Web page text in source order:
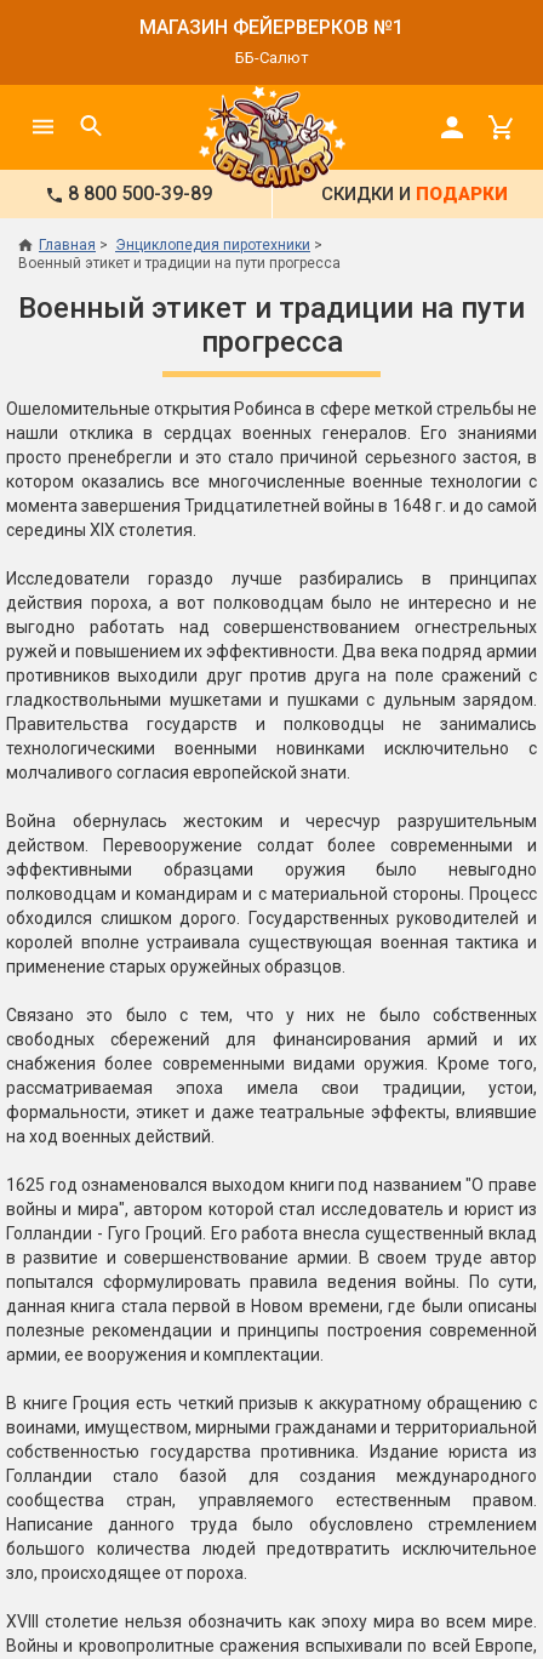
МАГАЗИН ФЕЙЕРВЕРКОВ №1
ББ-Салют
8 800 500-39-89 СКИДКИ И ПОДАРКИ
Главная
Энциклопедия пиротехники
Военный этикет и традиции на пути прогресса
Военный этикет и традиции на пути
прогресса
Ошеломительные открытия Робинса в сфере меткой стрельбы не
нашли отклика в сердцах военных генералов. Его знаниями
просто пренебрегли и это стало причиной серьезного застоя, в
котором оказались все многочисленные военные технологии с
момента завершения Тридцатилетней войны в 1648 г. и до самой
середины XIX столетия.
Исследователи гораздо лучше разбирались в принципах
действия пороха, а вот полководцам было не интересно и не
выгодно работать над совершенствованием огнестрельных
ружей и повышением их эффективности. Два века подряд армии
противников выходили друг против друга на поле сражений с
гладкоствольными мушкетами и пушками с дульным зарядом.
Правительства государств и полководцы не занимались
технологическими военными новинками исключительно с
молчаливого согласия европейской знати.
Война обернулась жестоким и чересчур разрушительным
действом. Перевооружение солдат более современными и
эффективными образцами оружия было невыгодно
полководцам и командирам и с материальной стороны. Процесс
обходился слишком дорого. Государственных руководителей и
королей вполне устраивала существующая военная тактика и
применение старых оружейных образцов.
Связано это было с тем, что у них не было собственных
свободных сбережений для финансирования армий и их
снабжения более современными видами оружия. Кроме того,
рассматриваемая эпоха имела свои традиции, устои,
формальности, этикет и даже театральные эффекты, влиявшие
на ход военных действий.
1625 год ознаменовался выходом книги под названием "О праве
войны и мира", автором которой стал исследователь и юрист из
Голландии - Гуго Гроций. Его работа внесла существенный вклад
в развитие и совершенствование армии. В своем труде автор
попытался сформулировать правила ведения войны. По сути,
данная книга стала первой в Новом времени, где были описаны
полезные рекомендации и принципы построения современной
армии, ее вооружения и комплектации.
В книге Гроция есть четкий призыв к аккуратному обращению с
воинами, имуществом, мирными гражданами и территориальной
собственностью государства противника. Издание юриста из
Голландии стало базой для создания международного
сообщества стран, управляемого естественным правом.
Написание данного труда было обусловлено стремлением
большого количества людей предотвратить исключительное
зло, происходящее от пороха.
XVIII столетие нельзя обозначить как эпоху мира во всем мире.
Войны и кровопролитные сражения вспыхивали по всей Европе,